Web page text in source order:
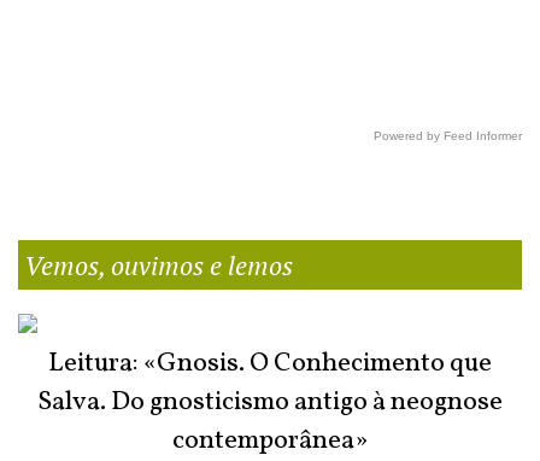
Powered by Feed Informer
Vemos, ouvimos e lemos
Leitura: «Gnosis. O Conhecimento que
Salva. Do gnosticismo antigo à neognose
contemporânea»